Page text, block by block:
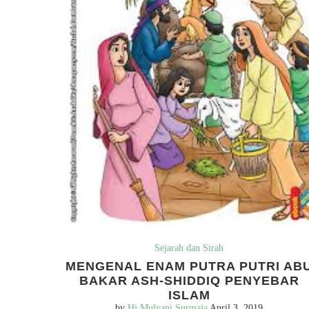
Sejarah dan Sirah
MENGENAL ENAM PUTRA PUTRI
BAKAR ASH-SHIDDIQ PENYEBAR
ISLAM